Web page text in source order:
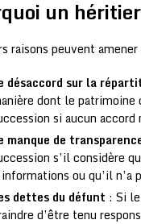
un
raisons peuvent
désaccord sur la
dont le
si aucun accord
manque de
s’il considère
ou qu’il
dettes du défunt : Si
d’être tenu